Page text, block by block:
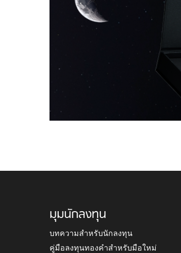
มุมนักลงทุน
บทความสำหรับนักลงทุน
คู่มือลงทุนทองคำสำหรับมือใหม่